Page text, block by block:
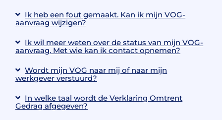
Ik heb een fout gemaakt. Kan ik mijn VOG-
aanvraag wijzigen?
Ik wil meer weten over de status van mijn VOG-
aanvraag. Met wie kan ik contact opnemen?
Wordt mijn VOG naar mij of naar mijn
werkgever verstuurd?
In welke taal wordt de Verklaring Omtrent
Gedrag afgegeven?